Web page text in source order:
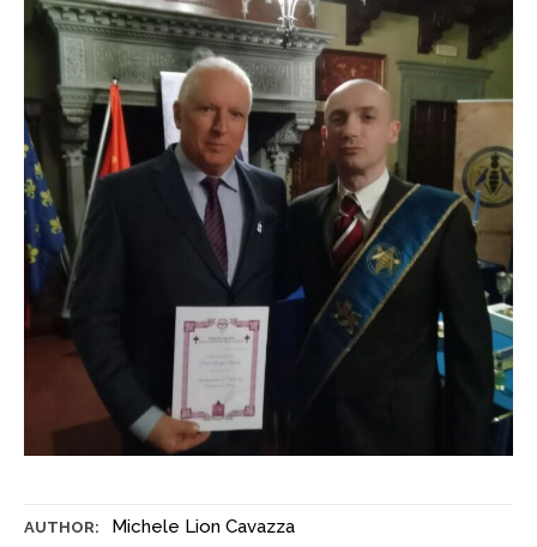
AUTHOR: Michele Lion Cavazza